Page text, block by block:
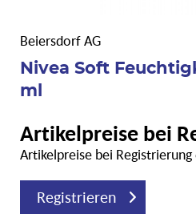
Beiersdorf AG
Nivea Soft
ml
Artikelpreise bei
Artikelpreise bei
Registrieren